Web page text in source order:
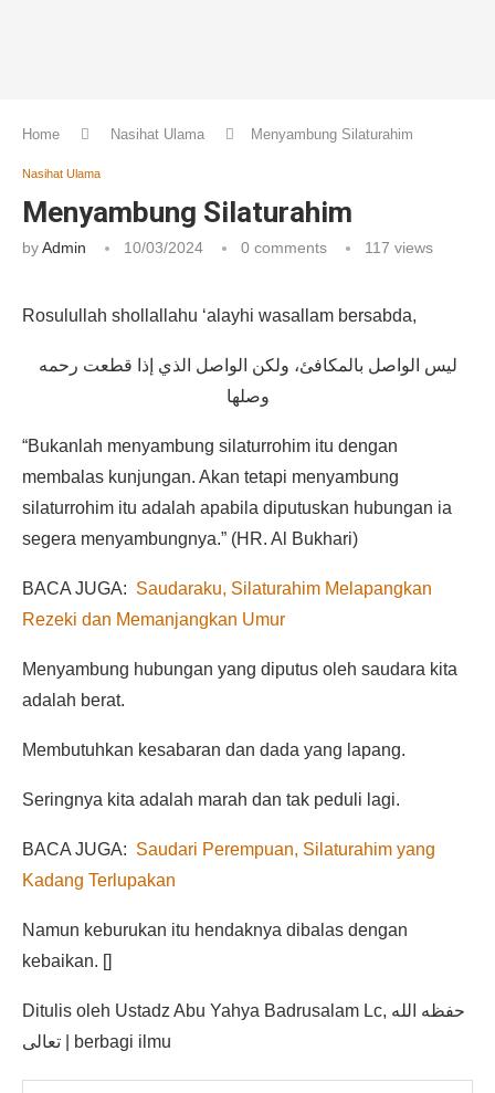
Home Nasihat Ulama Menyambung Silaturahim
Nasihat Ulama
Menyambung Silaturahim
byAdmin 10/03/2024 0 comments 117 views
Rosulullah shollallahu ‘alayhi wasallam bersabda,
ليس الواصل بالمكافئ، ولكن الواصل الذي إذا قطعت رحمه
وصلها
“Bukanlah menyambung silaturrohim itu dengan
membalas kunjungan. Akan tetapi menyambung
silaturrohim itu adalah apabila diputuskan hubungan ia
segera menyambungnya.” (HR. Al Bukhari)
BACA JUGA: Saudaraku, Silaturahim Melapangkan
Rezeki dan Memanjangkan Umur
Menyambung hubungan yang diputus oleh saudara kita
adalah berat.
Membutuhkan kesabaran dan dada yang lapang.
Seringnya kita adalah marah dan tak peduli lagi.
BACA JUGA: Saudari Perempuan, Silaturahim yang
Kadang Terlupakan
Namun keburukan itu hendaknya dibalas dengan
kebaikan. []
Ditulis oleh Ustadz Abu Yahya Badrusalam Lc, حفظه الله
تعالى | berbagi ilmu